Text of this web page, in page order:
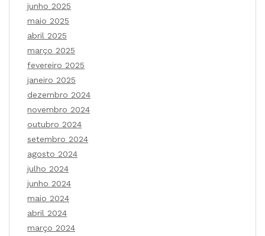
junho 2025
maio 2025
abril 2025
março 2025
fevereiro 2025
janeiro 2025
dezembro 2024
novembro 2024
outubro 2024
setembro 2024
agosto 2024
julho 2024
junho 2024
maio 2024
abril 2024
março 2024